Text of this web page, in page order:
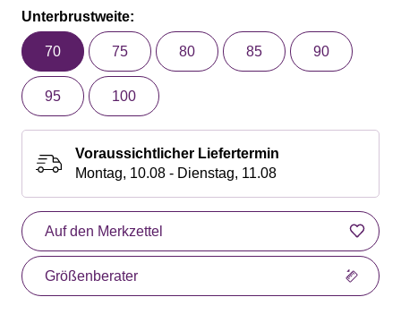
Unterbrustweite:
70 75 80 85 90
95 100
Voraussichtlicher Liefertermin
Montag, 10.08 - Dienstag, 11.08
Auf den Merkzettel
Größenberater